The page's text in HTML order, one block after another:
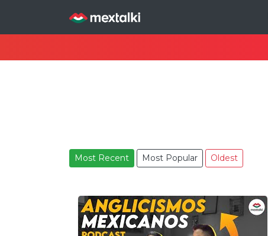
Most Recent Most Popular Oldest